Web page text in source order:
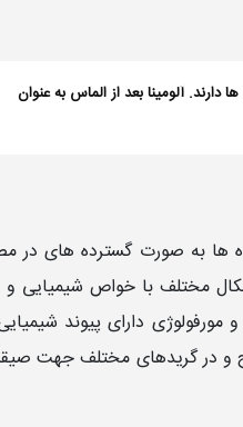
دارند. آلومینا بعد از الماس به عنوان
ها به صورت گسترده های
مختلف با خواص شیمیایی و
دارای پیوند
و در گریدهای مختلف جهت